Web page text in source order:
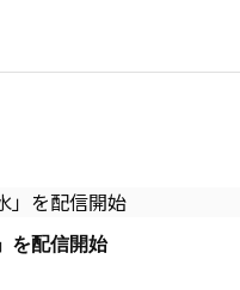
を配信開始